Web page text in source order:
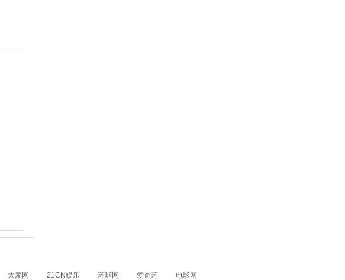
大麦网 21CN娱乐 环球网 爱奇艺 电影网